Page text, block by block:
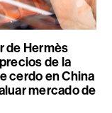
de Hermès
de la
cerdo en China
mercado de